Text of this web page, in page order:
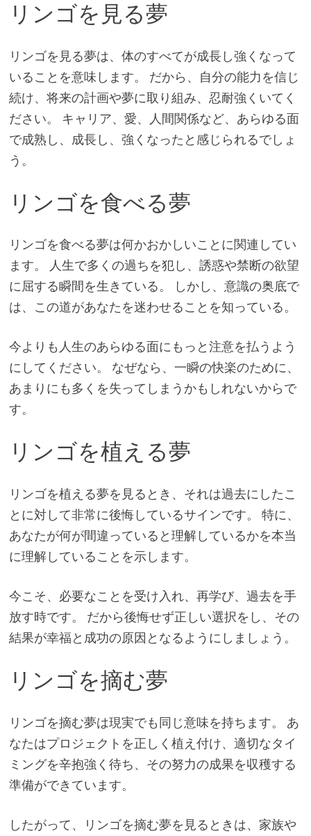
リンゴを見る夢
リンゴを見る夢は、体のすべてが成長し強くなって
いることを意味します。 だから、自分の能力を信じ
続け、将来の計画や夢に取り組み、忍耐強くいてく
ださい。 キャリア、愛、人間関係など、あらゆる面
で成熟し、成長し、強くなったと感じられるでしょ
う。
リンゴを食べる夢
リンゴを食べる夢は何かおかしいことに関連してい
ます。 人生で多くの過ちを犯し、誘惑や禁断の欲望
に屈する瞬間を生きている。 しかし、意識の奥底で
は、この道があなたを迷わせることを知っている。
今よりも人生のあらゆる面にもっと注意を払うよう
にしてください。 なぜなら、一瞬の快楽のために、
あまりにも多くを失ってしまうかもしれないからで
す。
リンゴを植える夢
リンゴを植える夢を見るとき、それは過去にしたこ
とに対して非常に後悔しているサインです。 特に、
あなたが何が間違っていると理解しているかを本当
に理解していることを示します。
今こそ、必要なことを受け入れ、再学び、過去を手
放す時です。 だから後悔せず正しい選択をし、その
結果が幸福と成功の原因となるようにしましょう。
リンゴを摘む夢
リンゴを摘む夢は現実でも同じ意味を持ちます。 あ
なたはプロジェクトを正しく植え付け、適切なタイ
ミングを辛抱強く待ち、その努力の成果を収穫する
準備ができています。
したがって、リンゴを摘む夢を見るときは、家族や